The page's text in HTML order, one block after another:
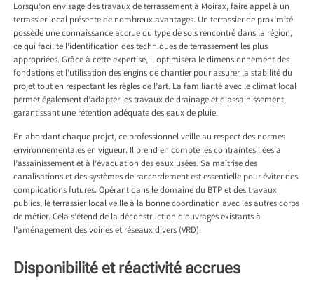
Lorsqu’on envisage des travaux deterrassement à Moirax, faire appel à un
terrassier local présente de nombreux avantages. Un terrassier de proximité
possède une connaissance accrue du type de sols rencontré dans la région,
ce qui facilite l’identification des techniques de terrassement les plus
appropriées. Grâce à cette expertise, il optimisera le dimensionnement des
fondations et l’utilisation des engins de chantier pour assurer la stabilité du
projet tout en respectant les règles de l’art. La familiarité avec le climat local
permet également d’adapter les travaux de drainage et d’assainissement,
garantissant une rétention adéquate des eaux de pluie.
En abordant chaque projet, ce professionnel veille au respect des normes
environnementales en vigueur. Il prend en compte les contraintes liées à
l’assainissement et à l’évacuation des eaux usées. Sa maîtrise des
canalisations et des systèmes de raccordement est essentielle pour éviter des
complications futures. Opérant dans le domaine du BTP et des travaux
publics, le terrassier local veille à la bonne coordination avec les autres corps
de métier. Cela s’étend de la déconstruction d’ouvrages existants à
l’aménagement des voiries et réseaux divers (VRD).
Disponibilité et réactivité accrues